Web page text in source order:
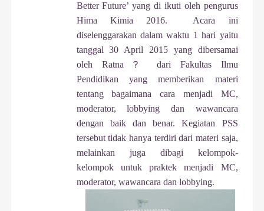
Better Future’ yang di ikuti oleh pengurus
Hima Kimia 2016. Acara ini
diselenggarakan dalam waktu 1 hari yaitu
tanggal 30 April 2015 yang dibersamai
oleh Ratna ？
dari Fakultas Ilmu
Pendidikan yang memberikan materi
tentang bagaimana cara menjadi MC,
moderator, lobbying dan wawancara
dengan baik dan benar. Kegiatan PSS
tersebut tidak hanya terdiri dari materi saja,
melainkan juga dibagi kelompok-
kelompok untuk praktek menjadi MC,
moderator, wawancara dan lobbying.